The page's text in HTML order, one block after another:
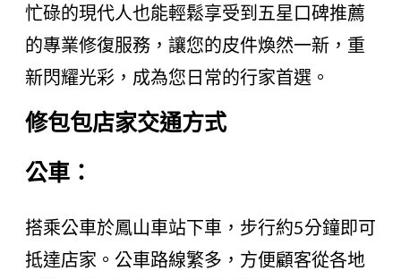
忙碌的現代人也能輕鬆享受到五星口碑推薦
的專業修復服務，讓您的皮件煥然一新，重
新閃耀光彩，成為您日常的行家首選。
修包包店家交通方式
公車：
搭乘公車於鳳山車站下車，步行約5分鐘即可
抵達店家。公車路線繁多，方便顧客從各地